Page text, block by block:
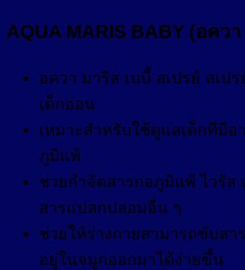
AQUA MARIS BABY (อควา
อควา มาริส เบบี้ สเปรย์ สเป
เด็กอ่อน
เหมาะสำหรับใช้ดูแลเด็กที่มีอ
ภูมิแพ้
ช่วยกำจัดสารก่อภูมิแพ้ ไวรัส
สารแปลกปลอมอื่น ๆ
ช่วยให้ร่างกายสามารถขับสา
อยู่ในจมูกออกมาได้ง่ายขึ้น